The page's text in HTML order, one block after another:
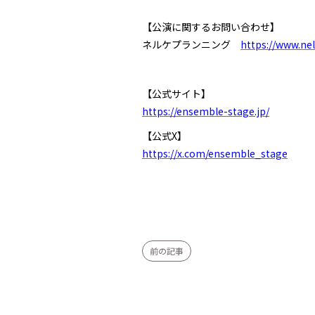
【公演に関するお問い合わせ】
ネルケプランニング https://
【公式サイト】
https://ensemble-stage.jp/
【公式X】
https://x.com/ensemble_stage
前の記事